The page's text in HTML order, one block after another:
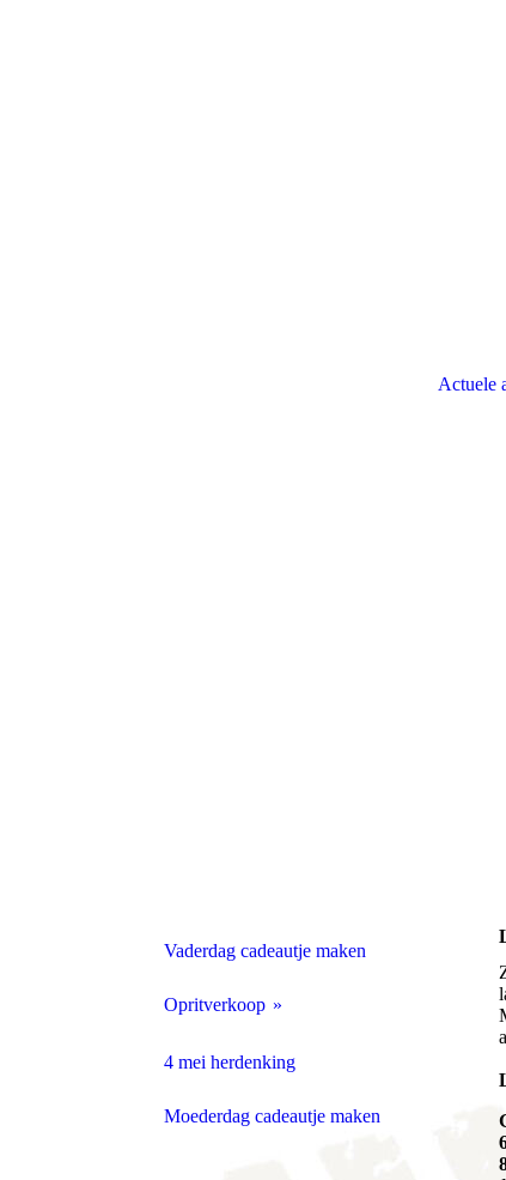
Actuele
Vaderdag cadeautje maken
Opritverkoop
Aanmeldformulier
Plattegrond deelnemers
4 mei herdenking
Moederdag cadeautje maken